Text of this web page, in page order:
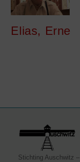
Elias, Erne
Stichting Auschwitz –